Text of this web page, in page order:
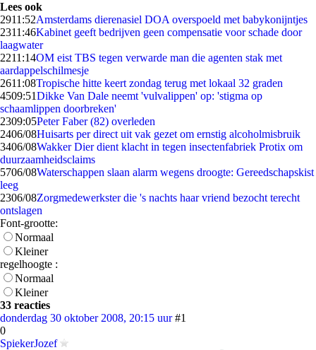
Lees ook
2911:52Amsterdams dierenasiel DOA overspoeld met babykonijntjes
2311:46Kabinet geeft bedrijven geen compensatie voor schade door
laagwater
2211:14OM eist TBS tegen verwarde man die agenten stak met
aardappelschilmesje
2611:08Tropische hitte keert zondag terug met lokaal 32 graden
4509:51Dikke Van Dale neemt 'vulvalippen' op: 'stigma op
schaamlippen doorbreken'
2309:05Peter Faber (82) overleden
2406/08Huisarts per direct uit vak gezet om ernstig alcoholmisbruik
3406/08Wakker Dier dient klacht in tegen insectenfabriek Protix om
duurzaamheidsclaims
5706/08Waterschappen slaan alarm wegens droogte: Gereedschapskist
leeg
2306/08Zorgmedewerkster die 's nachts haar vriend bezocht terecht
ontslagen
Font-grootte:
Normaal
Kleiner
regelhoogte :
Normaal
Kleiner
33 reacties
donderdag 30 oktober 2008, 20:15 uur #1
0
SpiekerJozef